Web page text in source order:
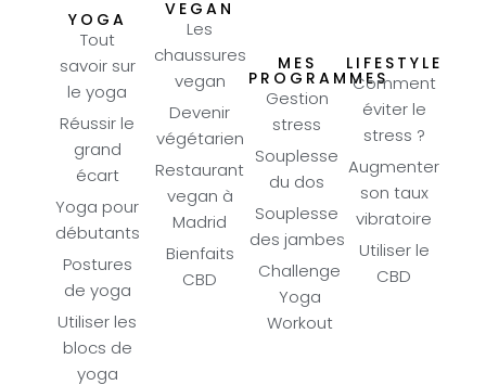
YOGA
Tout
savoir sur
le yoga
Réussir le
grand
écart
Yoga pour
débutants
Postures
de yoga
Utiliser les
blocs de
yoga
VEGAN
Les
chaussures
vegan
Devenir
végétarien
Restaurant
vegan à
Madrid
Bienfaits
CBD
MES
PROGRAMMES
Gestion
stress
Souplesse
du dos
Souplesse
des jambes
Challenge
Yoga
Workout
LIFESTYLE
Comment
éviter le
stress ?
Augmenter
son taux
vibratoire
Utiliser le
CBD